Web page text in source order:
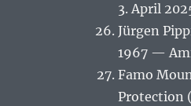
3. April
Jürgen
1967 —
Famo
Protection